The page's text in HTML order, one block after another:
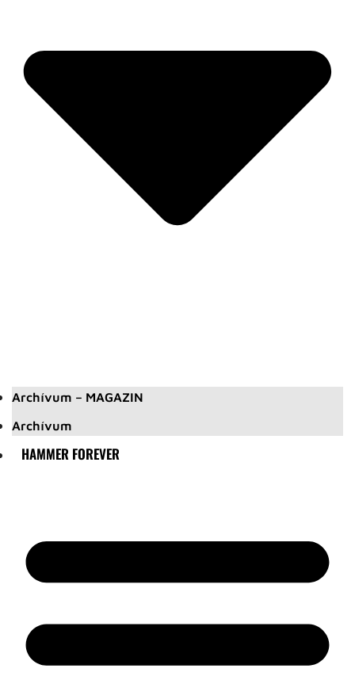
Archívum – MAGAZIN
Archívum
HAMMER FOREVER